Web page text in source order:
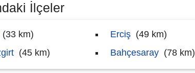
İlçeler
(33 km)
(45 km)
Erciş (49 km)
Bahçesaray (78 km)